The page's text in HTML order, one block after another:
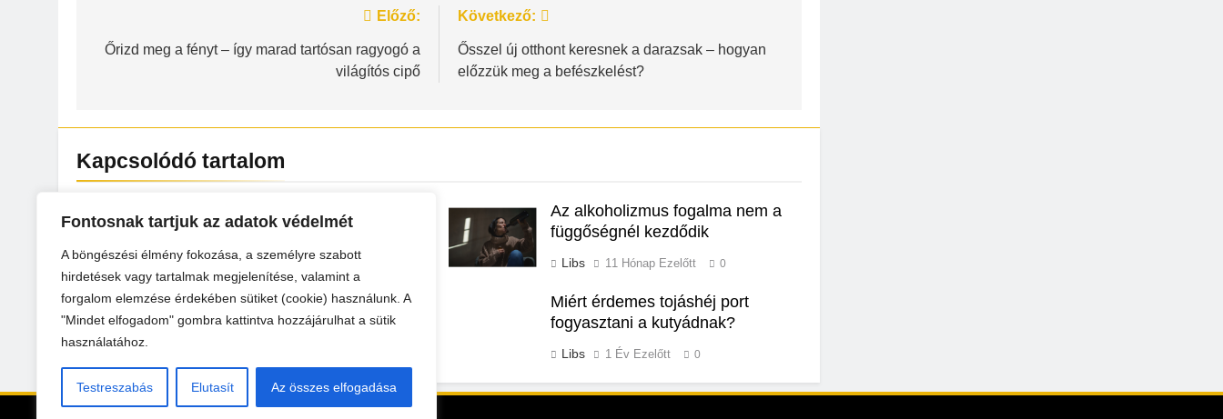
Fontosnak tartjuk az adatok védelmét
A böngészési élmény fokozása, a személyre szabott
hirdetések vagy tartalmak megjelenítése, valamint a
forgalom elemzése érdekében sütiket (cookie) használunk. A
"Mindet elfogadom" gombra kattintva hozzájárulhat a sütik
használatához.
Testreszabás Elutasít Az összes elfogadása
navigáció
Előző:
Őrizd meg a fényt – így marad tartósan ragyogó a
világítós cipő
Következő:
Ősszel új otthont keresnek a darazsak – hogyan
előzzük meg a befészkelést?
Kapcsolódó tartalom
Hogyan hat a mindennapjainkra
az esti képernyőidő?
Libs 6 Hónap Ezelőtt
Az alkoholizmus fogalma nem a
függőségnél kezdődik
Libs 11 Hónap Ezelőtt 0
Őrizd meg a fényt – így marad
tartósan ragyogó a világítós cipő
Miért érdemes tojáshéj port
fogyasztani a kutyádnak?
Libs 1 Év Ezelőtt 0